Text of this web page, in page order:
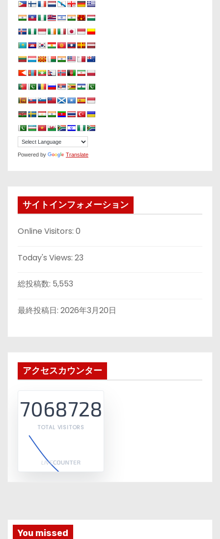
Powered by Translate
サイトインフォメーション
Online Visitors: 0
Today's Views: 23
総投稿数: 5,553
最終投稿日: 2026年3月20日
アクセスカウンター
7068728
TOTAL VISITORS
You missed